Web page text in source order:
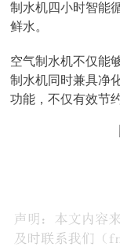
制水机四小时智能
鲜水。
空气制水机不仅能
制水机同时兼具净
功能，不仅有效节